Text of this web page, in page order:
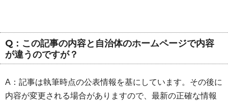
Q：この記事の内容と自治体のホームページで内容
が違うのですが？
A：記事は執筆時点の公表情報を基にしています。その後に
内容が変更される場合がありますので、最新の正確な情報